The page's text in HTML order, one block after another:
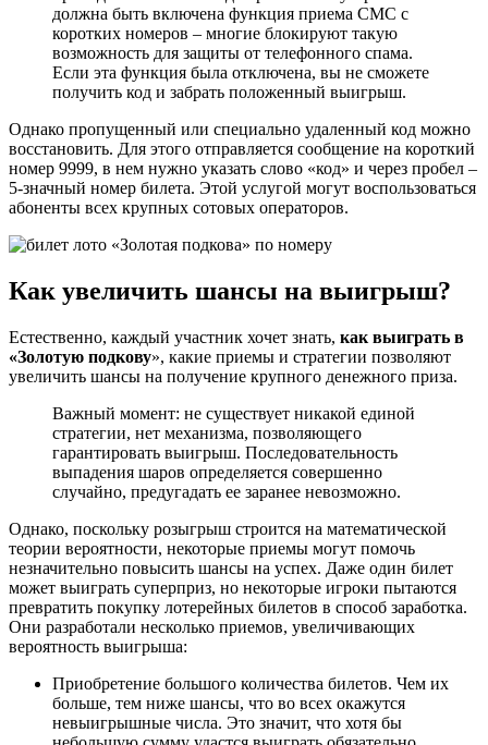
должна быть включена функция приема СМС с
коротких номеров – многие блокируют такую
возможность для защиты от телефонного спама.
Если эта функция была отключена, вы не сможете
получить код и забрать положенный выигрыш.
Однако пропущенный или специально удаленный код можно
восстановить. Для этого отправляется сообщение на короткий
номер 9999, в нем нужно указать слово «код» и через пробел –
5-значный номер билета. Этой услугой могут воспользоваться
абоненты всех крупных сотовых операторов.
Как увеличить шансы на выигрыш?
Естественно, каждый участник хочет знать, как выиграть в
«Золотую подкову», какие приемы и стратегии позволяют
увеличить шансы на получение крупного денежного приза.
Важный момент: не существует никакой единой
стратегии, нет механизма, позволяющего
гарантировать выигрыш. Последовательность
выпадения шаров определяется совершенно
случайно, предугадать ее заранее невозможно.
Однако, поскольку розыгрыш строится на математической
теории вероятности, некоторые приемы могут помочь
незначительно повысить шансы на успех. Даже один билет
может выиграть суперприз, но некоторые игроки пытаются
превратить покупку лотерейных билетов в способ заработка.
Они разработали несколько приемов, увеличивающих
вероятность выигрыша:
Приобретение большого количества билетов. Чем их
больше, тем ниже шансы, что во всех окажутся
невыигрышные числа. Это значит, что хотя бы